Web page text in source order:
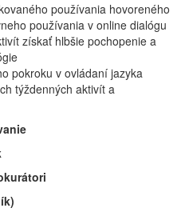
používania hovoreného
používania v online dialógu
získať hlbšie pochopenie a
pokroku v ovládaní jazyka
týždenných aktivít a